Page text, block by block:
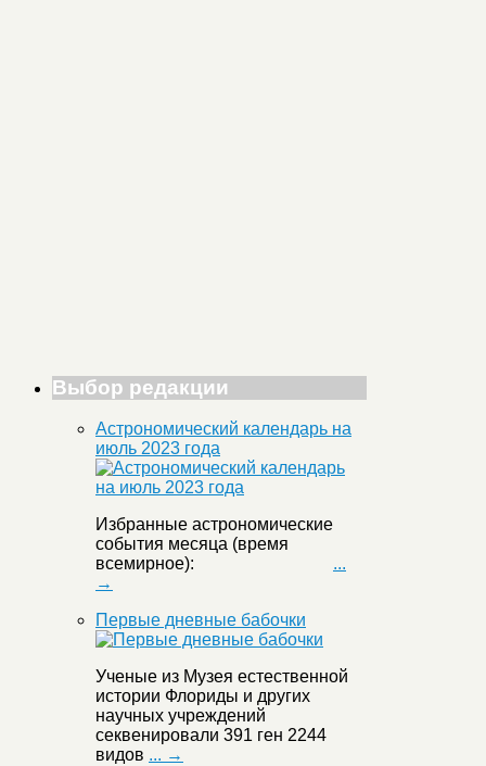
Выбор редакции
Астрономический календарь на
июль 2023 года
Избранные астрономические
события месяца (время
всемирное): ...
→
Первые дневные бабочки
Ученые из Музея естественной
истории Флориды и других
научных учреждений
секвенировали 391 ген 2244
видов ... →